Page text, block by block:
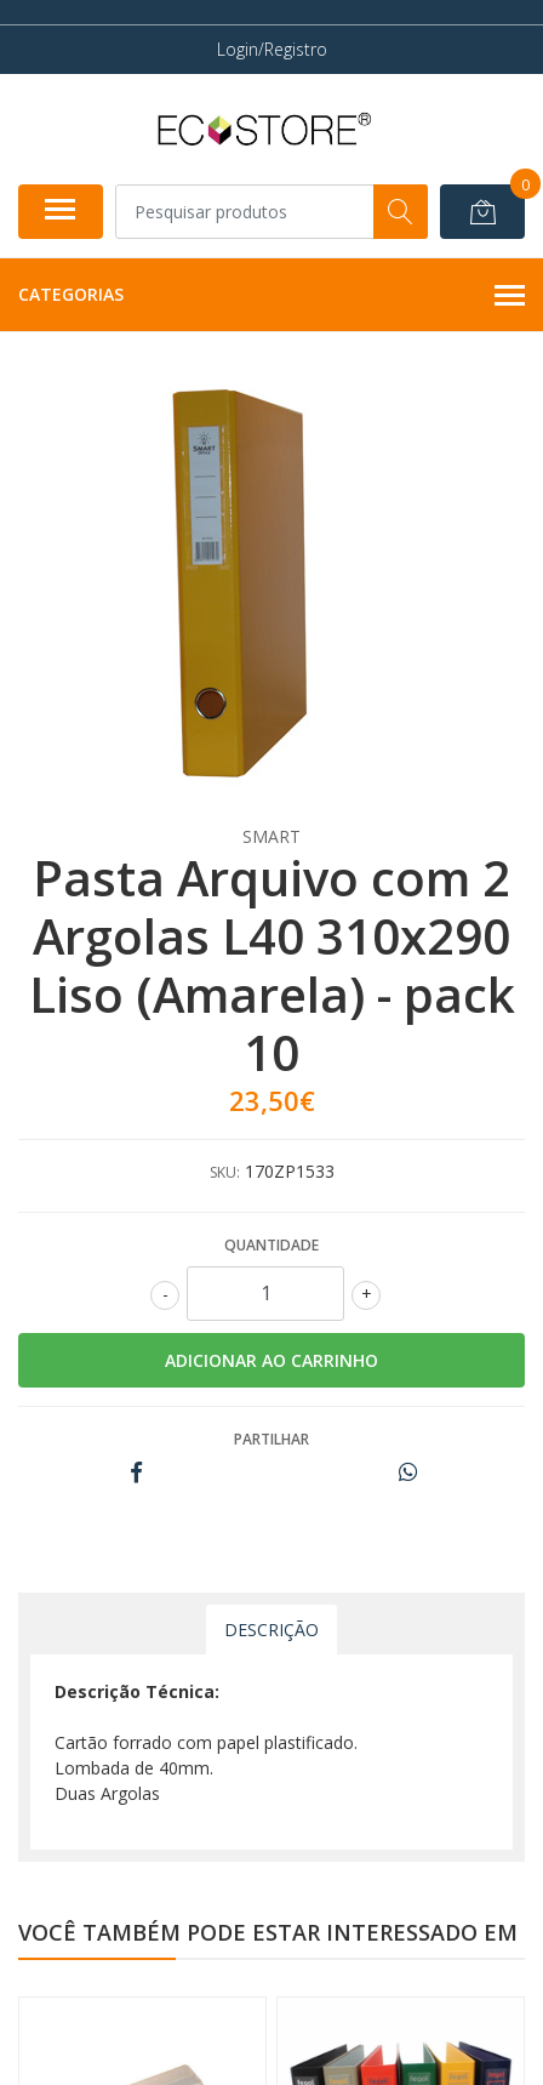
Login/Registro
0
CATEGORIAS
SMART
Pasta Arquivo com 2
Argolas L40 310x290
Liso (Amarela) - pack
10
23,50€
SKU: 170ZP1533
QUANTIDADE
+
-
PARTILHAR
DESCRIÇÃO
Descrição Técnica:
Cartão forrado com papel plastificado.
Lombada de 40mm.
Duas Argolas
VOCÊ TAMBÉM PODE ESTAR INTERESSADO EM